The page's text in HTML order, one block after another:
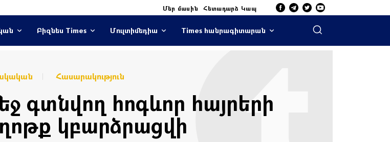
Մեր մասին Հետադարձ Կապ
Բիզնես Times Մուլտիմեդիա Times հանրագիտարան
Հասարակություն
գտնվող հոգևոր հայրերի
կբարձրացվի